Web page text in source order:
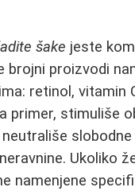
šake jeste
proizvodi
retinol, vitamin
primer, stimuliše
Ukoliko
namenjene